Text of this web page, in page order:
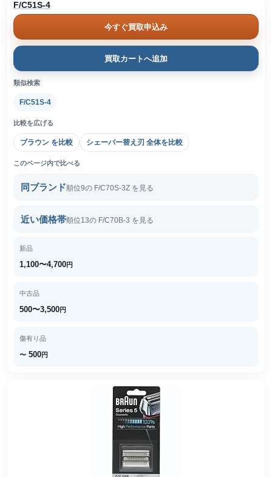
F/C51S-4
今すぐ買取申込み
買取カートへ追加
類似検索
F/C51S-4
比較を広げる
ブラウン を比較 シェーバー替え刃 全体を比較
このページ内で比べる
同ブランド 順位9の F/C70S-3Z を見る
近い価格帯順位13の F/C70B-3 を見る
新品
1,100〜4,700円
中古品
500〜3,500円
傷有り品
〜 500円